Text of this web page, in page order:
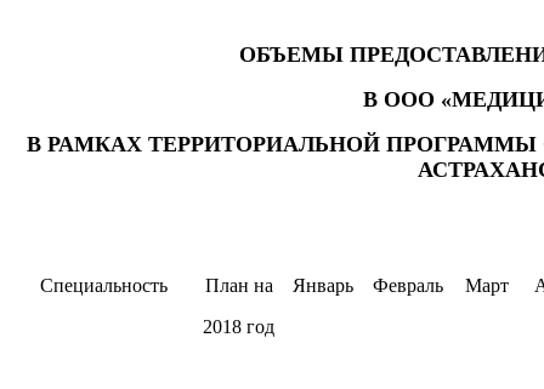
ОБЪЕМЫ
В ООО
В РАМКАХ ТЕРРИТОРИАЛЬНОЙ
Специальность
План на
2018 год
Январь Февраль Март